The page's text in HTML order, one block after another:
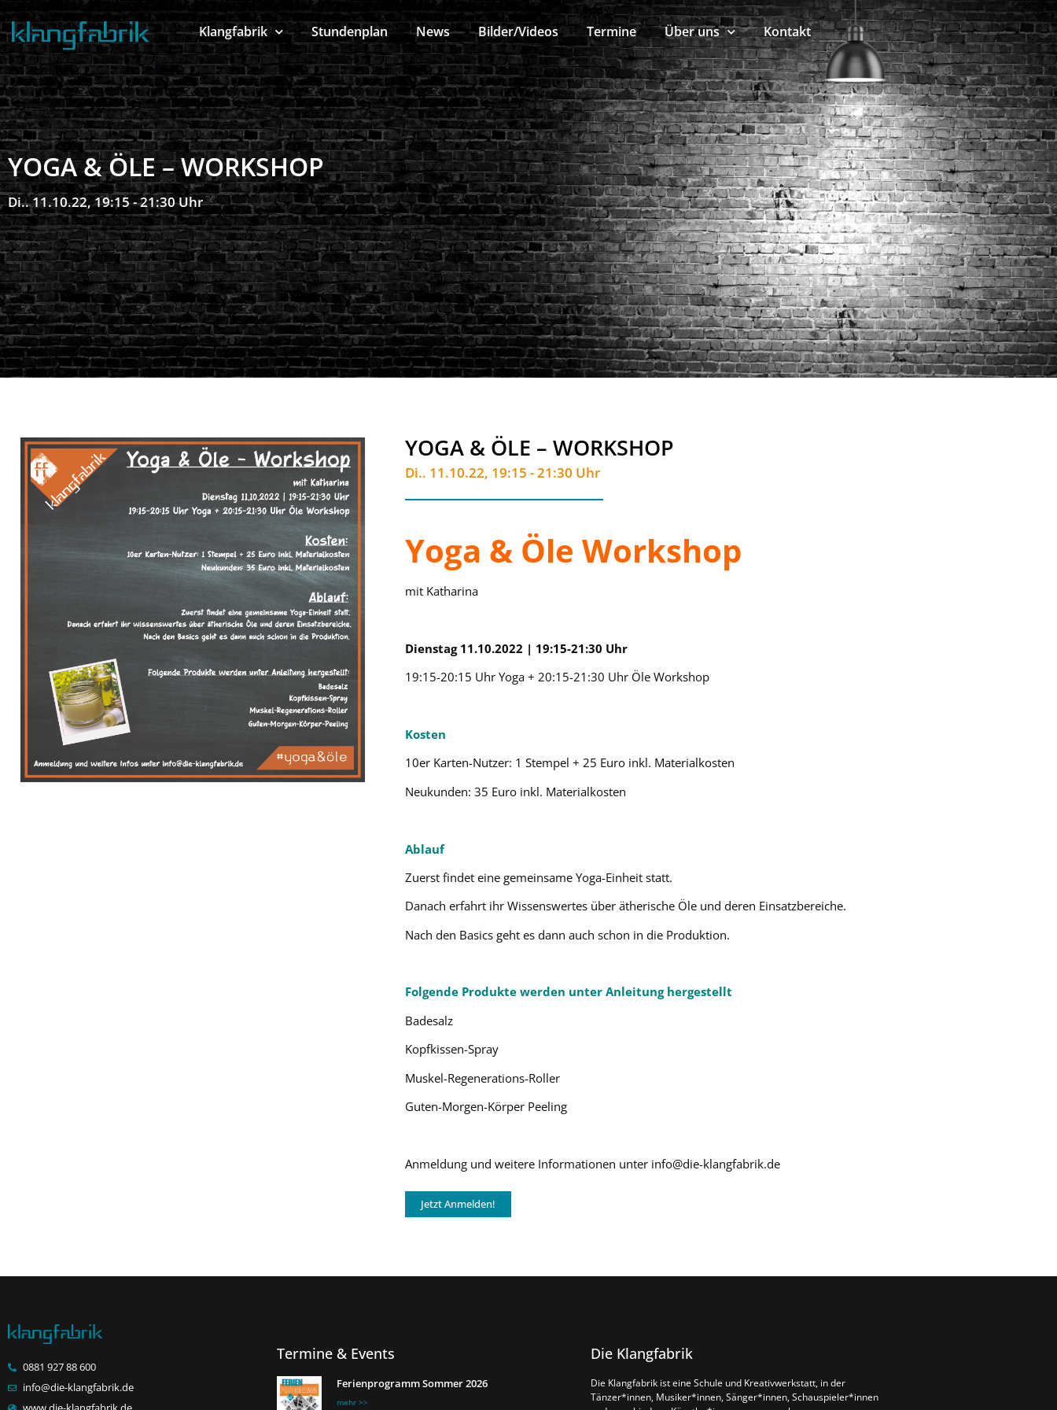
Klangfabrik Stundenplan News Bilder/Videos Termine Über uns Kontakt
YOGA & ÖLE – WORKSHOP
Di.. 11.10.22, 19:15 - 21:30 Uhr
YOGA & ÖLE – WORKSHOP
Di.. 11.10.22, 19:15 - 21:30 Uhr
Yoga & Öle Workshop
mit Katharina
Dienstag 11.10.2022 | 19:15-21:30 Uhr
19:15-20:15 Uhr Yoga + 20:15-21:30 Uhr Öle Workshop
Kosten
10er Karten-Nutzer: 1 Stempel + 25 Euro inkl. Materialkosten
Neukunden: 35 Euro inkl. Materialkosten
Ablauf
Zuerst findet eine gemeinsame Yoga-Einheit statt.
Danach erfahrt ihr Wissenswertes über ätherische Öle und deren Einsatzbereiche.
Nach den Basics geht es dann auch schon in die Produktion.
Folgende Produkte werden unter Anleitung hergestellt
Badesalz
Kopfkissen-Spray
Muskel-Regenerations-Roller
Guten-Morgen-Körper Peeling
Anmeldung und weitere Informationen unter info@die-klangfabrik.de
Jetzt Anmelden!
0881 927 88 600
info@die-klangfabrik.de
Termine & Events
Ferienprogramm Sommer 2026
mehr >>
Die Klangfabrik
Die Klangfabrik ist eine Schule und Kreativwerkstatt, in der
Tänzer*innen, Musiker*innen, Sänger*innen, Schauspieler*innen